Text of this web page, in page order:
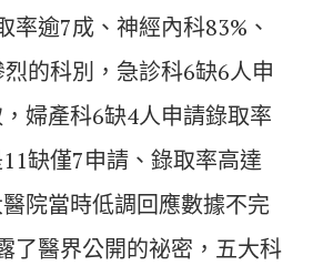
率逾7成、神經內科83%、
的科別，急診科6缺6人申
婦產科6缺4人申請錄取率
缺僅7申請、錄取率高達
院當時低調回應數據不完
了醫界公開的祕密，五大科